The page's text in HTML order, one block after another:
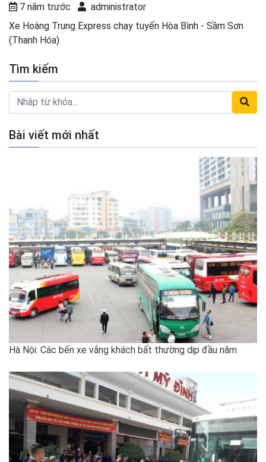
7 năm trước
administrator
Xe Hoàng Trung Express chạy tuyến Hòa Bình - Sầm Sơn
(Thanh Hóa)
Tìm kiếm
Bài viết mới nhất
Hà Nội: Các bến xe vắng khách bất thường dịp đầu năm